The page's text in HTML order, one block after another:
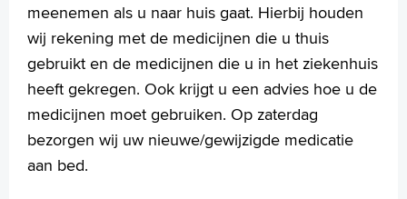
meenemen als u naar huis gaat. Hierbij houden
wij rekening met de medicijnen die u thuis
gebruikt en de medicijnen die u in het ziekenhuis
heeft gekregen. Ook krijgt u een advies hoe u de
medicijnen moet gebruiken. Op zaterdag
bezorgen wij uw nieuwe/gewijzigde medicatie
aan bed.